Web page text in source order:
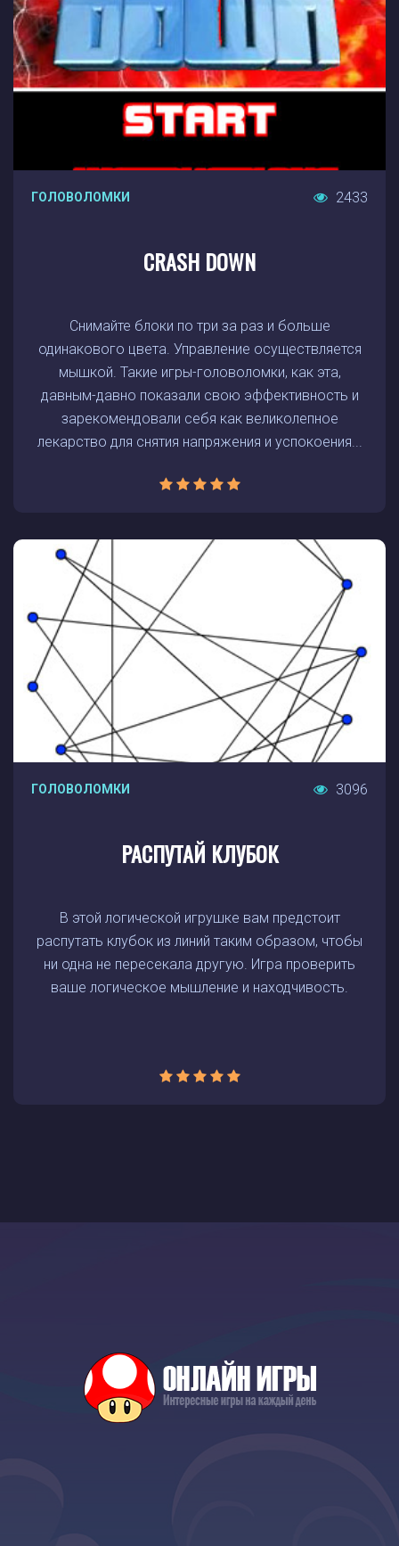
ГОЛОВОЛОМКИ 2433
CRASH DOWN
Снимайте блоки по три за раз и больше
одинакового цвета. Управление осуществляется
мышкой. Такие игры-головоломки, как эта,
давным-давно показали свою эффективность и
зарекомендовали себя как великолепное
лекарство для снятия напряжения и успокоения...
ГОЛОВОЛОМКИ 3096
РАСПУТАЙ КЛУБОК
В этой логической игрушке вам предстоит
распутать клубок из линий таким образом, чтобы
ни одна не пересекала другую. Игра проверить
ваше логическое мышление и находчивость.